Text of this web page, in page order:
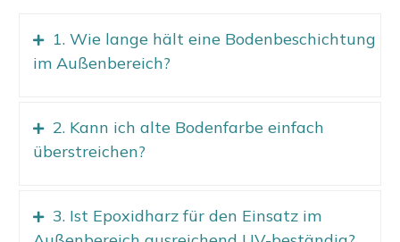
1. Wie lange hält eine Bodenbeschichtung
im Außenbereich?
2. Kann ich alte Bodenfarbe einfach
überstreichen?
3. Ist Epoxidharz für den Einsatz im